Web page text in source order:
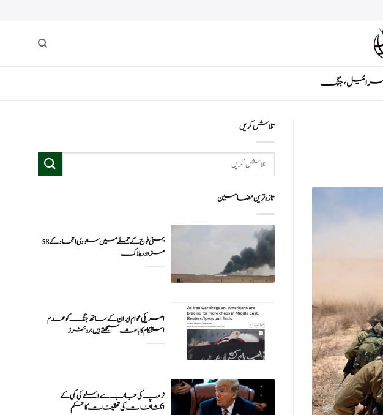
اسرائیل ، جنگ
تلاش کریں
تازہ ترین مضامین
یمنی فوج کے حملے میں سعودی اتحاد کے 58
مزدور ہلاک
امریکی عوام ایران کے ساتھ جنگ کو عدم
ٹرمپ کی جانب سے اسلحے کی کمی کے
انکشافات کی تحقیقات کا حکم